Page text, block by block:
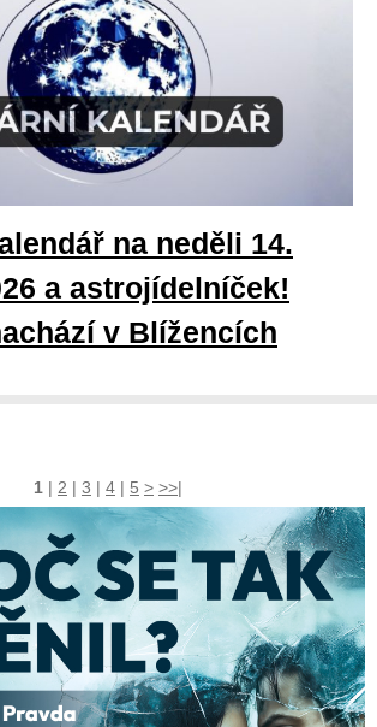
na neděli 14.
a astrojídelníček!
v Blížencích
1 | 2 | 3 | 4 | 5 > >>|